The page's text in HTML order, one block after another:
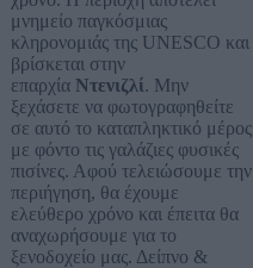
μνημείο παγκόσμιας
κληρονομιάς της UNESCO και
βρίσκεται στην
επαρχία Ντενιζλί. Μην
ξεχάσετε να φωτογραφηθείτε
σε αυτό το καταπληκτικό μέρος
με φόντο τις γαλάζιες φυσικές
πισίνες. Αφού τελειώσουμε την
περιήγηση, θα έχουμε
ελεύθερο χρόνο και έπειτα θα
αναχωρήσουμε για το
ξενοδοχείο μας. Δείπνο &